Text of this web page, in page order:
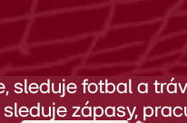
sleduje fotbal a
zápasy,